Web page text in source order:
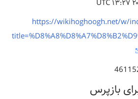
https://wikihoghoogh.net/w/
بازپرس